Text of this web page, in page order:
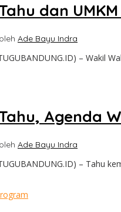
dan
oleh Ade Bayu Indra
– Wakil
Agenda
oleh Ade Bayu Indra
– Tahu